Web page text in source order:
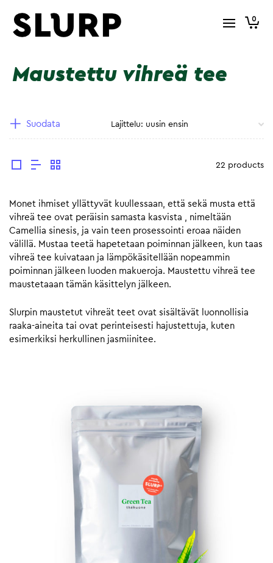
0
Maustettu vihreä tee
Suodata
22 products
Monet ihmiset yllättyvät kuullessaan, että sekä musta että
vihreä tee ovat peräisin samasta kasvista , nimeltään
Camellia sinesis, ja vain teen prosessointi eroaa näiden
välillä. Mustaa teetä hapetetaan poiminnan jälkeen, kun taas
vihreä tee kuivataan ja lämpökäsitellään nopeammin
poiminnan jälkeen luoden makueroja. Maustettu vihreä tee
maustetaaan tämän käsittelyn jälkeen.
Slurpin maustetut vihreät teet ovat sisältävät luonnollisia
raaka-aineita tai ovat perinteisesti hajustettuja, kuten
esimerkiksi herkullinen jasmiinitee.